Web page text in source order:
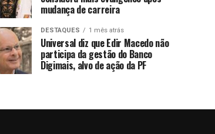
mudança de carreira
DESTAQUES 1 mês atrás
Universal diz que Edir Macedo não
participa da gestão do Banco
Digimais, alvo de ação da PF